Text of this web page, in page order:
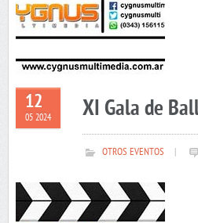
12
05 2024 XI Gala de
OTROS EVENTOS